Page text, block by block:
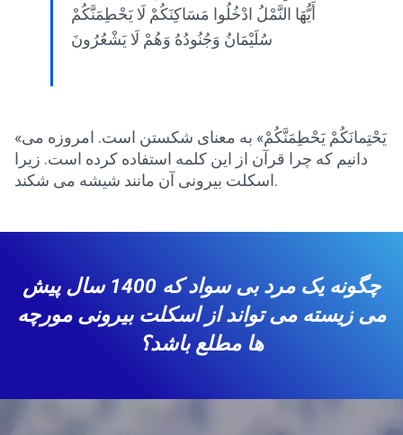
أَيُّهَا النَّمْلُ ادْخُلُوا مَسَاكِنَكُمْ لَا يَحْطِمَنَّكُمْ
سُلَيْمَانُ وَجُنُودُهُ وَهُمْ لَا يَشْعُرُونَ
«یَحْتِمانَکُمْ یَحْطِمَنَّکُمْ» به معنای شکستن است. امروزه می
دانیم که چرا قرآن از این کلمه استفاده کرده است. زیرا
اسکلت بیرونی آن مانند شیشه می شکند.
چگونه یک مرد بی سواد که 1400 سال پیش
می زیسته می تواند از اسکلت بیرونی مورچه
ها مطلع باشد؟